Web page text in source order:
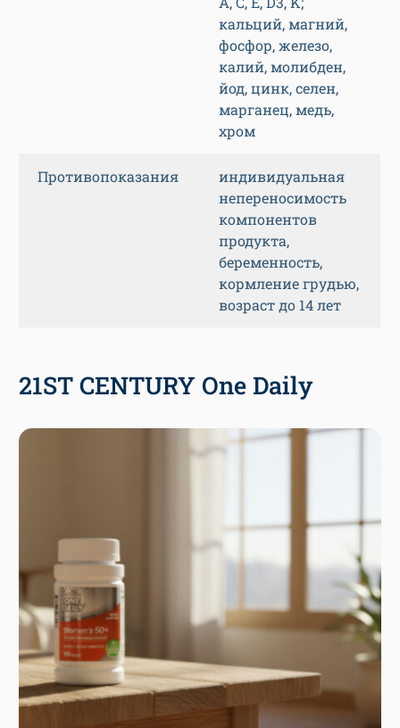
кальций, магний,
фосфор, железо,
калий, молибден,
йод, цинк, селен,
марганец, медь,
хром
Противопоказания
индивидуальная
непереносимость
компонентов
продукта,
беременность,
кормление грудью,
возраст до 14 лет
21ST CENTURY One Daily